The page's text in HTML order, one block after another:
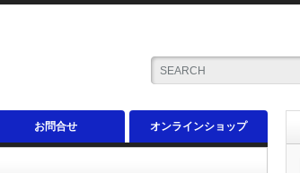
お問合せ オンラインショップ